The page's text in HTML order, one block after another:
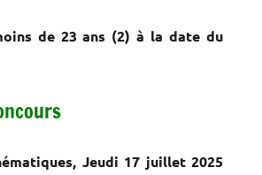
de 23 ans (2) à la date du
Jeudi 17 juillet 2025